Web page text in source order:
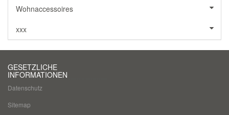
Wohnaccessoires
xxx
GESETZLICHE
INFORMATIONEN
Datenschutz
Sitemap